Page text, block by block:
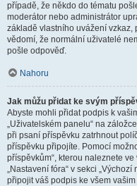
případě, že někdo do tématu
moderátor nebo administrátor
základě vlastního uvážení vzkaz,
vědomí, že normální uživatelé
pošle odpověď.
Nahoru
Jak můžu přidat ke svým
Abyste mohli přidat podpis k
„Uživatelském panelu“ na
při psaní příspěvku zatrhnout
příspěvku připojíte. Pomocí
příspěvkům“, kterou naleznete
„Nastavení fóra“ v sekci
připojit váš podpis ke všem